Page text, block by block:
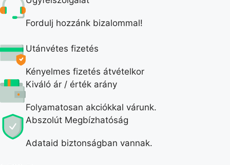
Fordulj hozzánk bizalommal!
Utánvétes fizetés
Kényelmes fizetés átvételkor
Kiváló ár / érték arány
Folyamatosan akciókkal várunk.
Abszolút Megbízhatóság
Adataid biztonságban vannak.